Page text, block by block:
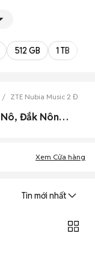
512 GB 1 TB
ZTE Nubia Music 2 Đắk
0 Zte Nubia Music 2 cũ Huyện Krông Nô, Đắk Nông đẹp
Xem Cửa hàng
Tin mới nhất